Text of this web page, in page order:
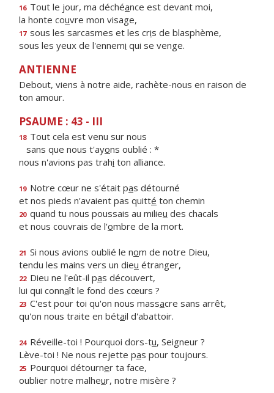
16 Tout le jour, ma déchéance est devant moi,
la honte couvre mon visage,
17 sous les sarcasmes et les cris de blasphème,
sous les yeux de l'ennemi qui se venge.
ANTIENNE
Debout, viens à notre aide, rachète-nous en raison de
ton amour.
PSAUME : 43 - III
18 Tout cela est venu sur nous
sans que nous t'ayons oublié : *
nous n'avions pas trahi ton alliance.
19 Notre cœur ne s'était pas détourné
et nos pieds n'avaient pas quitté ton chemin
20 quand tu nous poussais au milieu des chacals
et nous couvrais de l'ombre de la mort.
21 Si nous avions oublié le nom de notre Dieu,
tendu les mains vers un dieu étranger,
22 Dieu ne l'eût-il pas découvert,
lui qui connaît le fond des cœurs ?
23 C'est pour toi qu'on nous massacre sans arrêt,
qu'on nous traite en bétail d'abattoir.
24 Réveille-toi ! Pourquoi dors-tu, Seigneur ?
Lève-toi ! Ne nous rejette pas pour toujours.
25 Pourquoi détourner ta face,
oublier notre malheur, notre misère ?